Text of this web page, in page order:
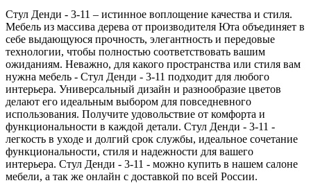
Стул Денди - 3-11 – истинное воплощение качества и стиля.
Мебель из массива дерева от производителя Юта объединяет в
себе выдающуюся прочность, элегантность и передовые
технологии, чтобы полностью соответствовать вашим
ожиданиям. Неважно, для какого пространства или стиля вам
нужна мебель - Стул Денди - 3-11 подходит для любого
интерьера. Универсальный дизайн и разнообразие цветов
делают его идеальным выбором для повседневного
использования. Получите удовольствие от комфорта и
функциональности в каждой детали. Стул Денди - 3-11 -
легкость в уходе и долгий срок службы, идеальное сочетание
функциональности, стиля и надежности для вашего
интерьера. Стул Денди - 3-11 - можно купить в нашем салоне
мебели, а так же онлайн с доставкой по всей России.